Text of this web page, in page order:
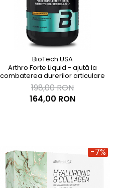
BioTech USA
Arthro Forte Liquid - ajută la
combaterea durerilor articulare
198,00 RON
164,00 RON
-7%